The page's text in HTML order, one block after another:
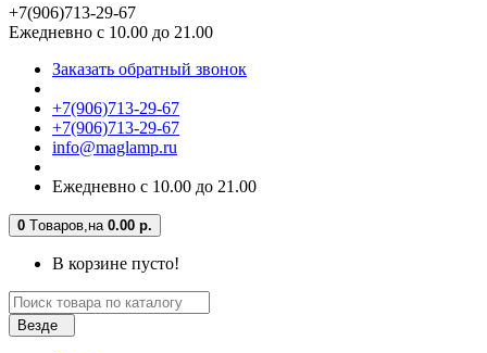
+7(906)713-29-67
Ежедневно с 10.00 до 21.00
Заказать обратный звонок
+7(906)713-29-67
+7(906)713-29-67
info@maglamp.ru
Ежедневно с 10.00 до 21.00
0 Tоваров,на 0.00 р.
В корзине пусто!
Везде